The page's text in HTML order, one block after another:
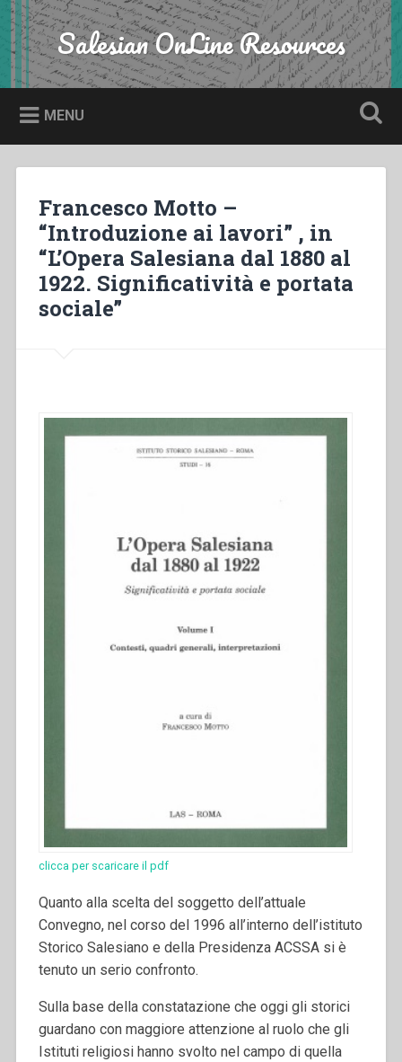
Skip
to
content
Search Salesian OnLine Resources
MENU
Francesco Motto –
“Introduzione ai lavori” , in
“L’Opera Salesiana dal 1880 al
1922. Significatività e portata
sociale”
clicca per scaricare il pdf
Quanto alla scelta del soggetto dell’attuale
Convegno, nel corso del 1996 all’interno dell’istituto
Storico Salesiano e della Presidenza ACSSA si è
tenuto un serio confronto.
Sulla base della constatazione che oggi gli storici
guardano con maggiore attenzione al ruolo che gli
Istituti religiosi hanno svolto nel campo di quella